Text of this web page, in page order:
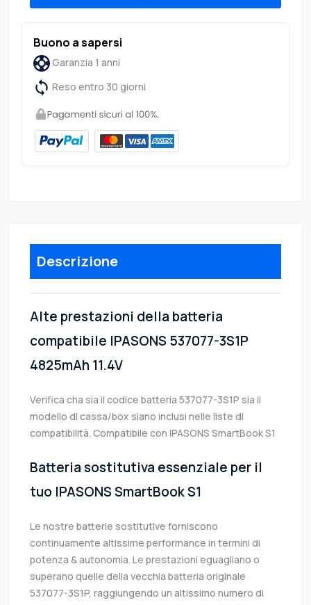
Buono a sapersi
Garanzia 1 anni
Reso entro 30 giorni
Descrizione
Alte prestazioni della batteria
compatibile IPASONS 537077-3S1P
4825mAh 11.4V
Verifica cha sia il codice batteria 537077-3S1P sia il
modello di cassa/box siano inclusi nelle liste di
compatibilità. Compatibile con IPASONS SmartBook S1
Batteria sostitutiva essenziale per il
tuo IPASONS SmartBook S1
Le nostre batterie sostitutive forniscono
continuamente altissime performance in termini di
potenza & autonomia. Le prestazioni eguagliano o
superano quelle della vecchia batteria originale
537077-3S1P, raggiungendo un altissimo numero di